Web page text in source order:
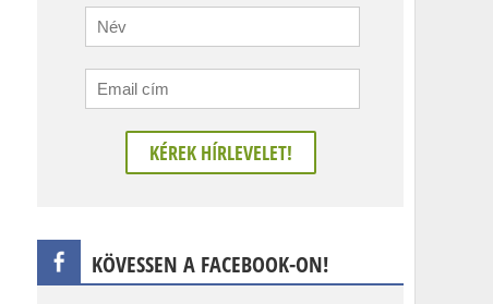
KÖVESSEN A FACEBOOK-ON!